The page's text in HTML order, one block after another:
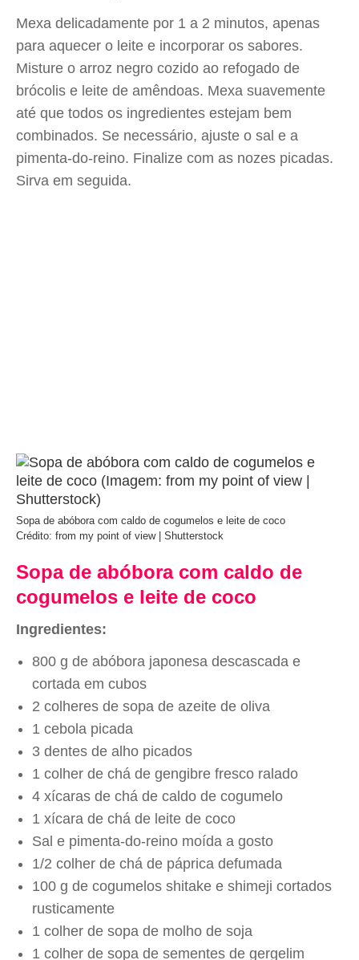
Mexa delicadamente por 1 a 2 minutos, apenas
para aquecer o leite e incorporar os sabores.
Misture o arroz negro cozido ao refogado de
brócolis e leite de amêndoas. Mexa suavemente
até que todos os ingredientes estejam bem
combinados. Se necessário, ajuste o sal e a
pimenta-do-reino. Finalize com as nozes picadas.
Sirva em seguida.
Sopa de abóbora com caldo de cogumelos e leite de coco
Crédito: from my point of view | Shutterstock
Sopa de abóbora com caldo de
cogumelos e leite de coco
Ingredientes:
800 g de abóbora japonesa descascada e
cortada em cubos
2 colheres de sopa de azeite de oliva
1 cebola picada
3 dentes de alho picados
1 colher de chá de gengibre fresco ralado
4 xícaras de chá de caldo de cogumelo
1 xícara de chá de leite de coco
Sal e pimenta-do-reino moída a gosto
1/2 colher de chá de páprica defumada
100 g de cogumelos shitake e shimeji cortados
rusticamente
1 colher de sopa de molho de soja
1 colher de sopa de sementes de gergelim